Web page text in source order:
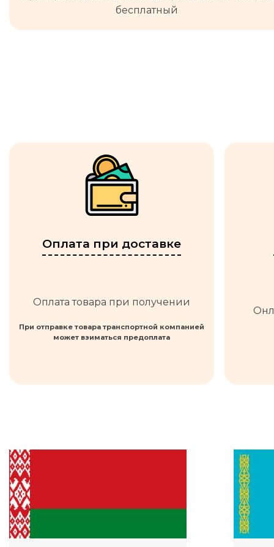
бесплатный
Оплата при доставке
Оплата товара при получении
При отправке товара транспортной компанией
может взиматься предоплата